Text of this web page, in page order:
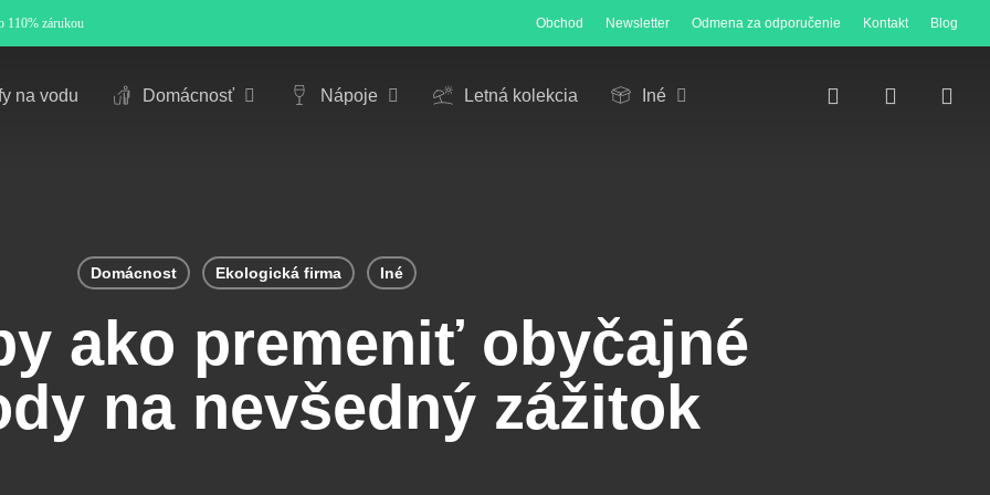
110% zárukou Obchod Newsletter Odmena za odporučenie Kontakt Blog
na vodu Domácnosť Nápoje Letná kolekcia Iné search account
Cart Close
Domácnost Ekologická firma Iné
ako premeniť obyčajné
na nevšedný zážitok